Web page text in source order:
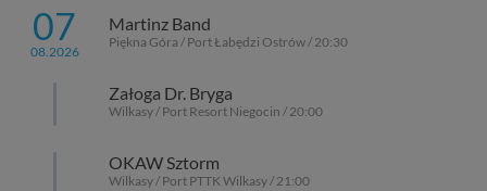
07
08.2026
Martinz Band
Piękna Góra / Port Łabędzi Ostrów / 20:30
Załoga Dr. Bryga
Wilkasy / Port Resort Niegocin / 20:00
OKAW Sztorm
Wilkasy / Port PTTK Wilkasy / 21:00
nowo...